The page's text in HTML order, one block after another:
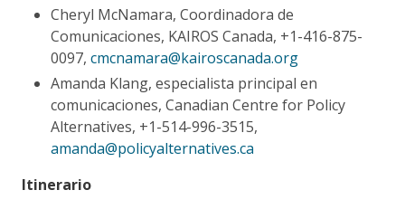
Cheryl McNamara, Coordinadora de
Comunicaciones, KAIROS Canada, +1-416-875-
0097, cmcnamara@kairoscanada.org
Amanda Klang, especialista principal en
comunicaciones, Canadian Centre for Policy
Alternatives, +1-514-996-3515,
amanda@policyalternatives.ca
Itinerario